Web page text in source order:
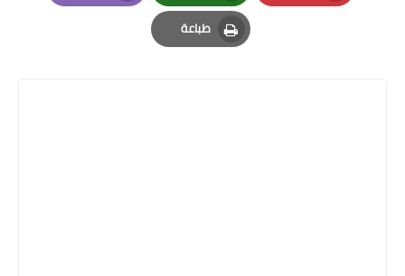
Pinterest
Whatsapp
Email
طباعة
Print